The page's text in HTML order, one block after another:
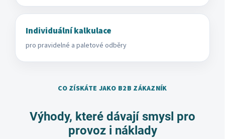
Individuální kalkulace
pro pravidelné a paletové odběry
CO ZÍSKÁTE JAKO B2B ZÁKAZNÍK
Výhody, které dávají smysl pro
provoz i náklady